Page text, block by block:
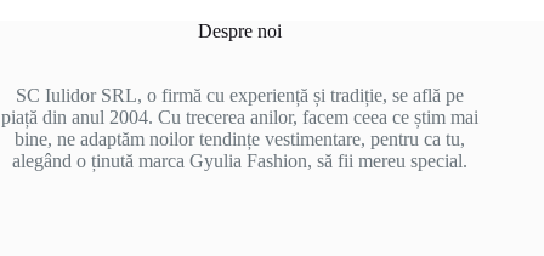
variații.
Opțiunile
alese
în
pagina
produsului.
fi
alese
în
pagina
produsului.
Despre noi
SC Iulidor SRL, o firmă cu experiență și tradiție, se află pe
piață din anul 2004. Cu trecerea anilor, facem ceea ce știm mai
bine, ne adaptăm noilor tendințe vestimentare, pentru ca tu,
alegând o ținută marca Gyulia Fashion, să fii mereu special.